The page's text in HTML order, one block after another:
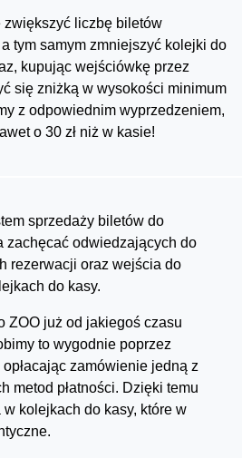
zwiększyć liczbę biletów
tym samym zmniejszyć kolejki do
kupując wejściówkę przez
się zniżką w wysokości minimum
z odpowiednim wyprzedzeniem,
o 30 zł niż w kasie!
sprzedaży biletów do
zachęcać odwiedzających do
rezerwacji oraz wejścia do
do kasy.
ZOO już od jakiegoś czasu
to wygodnie poprzez
zamówienie jedną z
metod płatności. Dzięki temu
kolejkach do kasy, które w